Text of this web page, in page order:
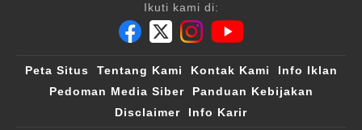
Ikuti kami di:
Peta Situs Tentang Kami Kontak Kami
Info Iklan
Pedoman Media Siber
Panduan Kebijakan
Disclaimer
Info Karir